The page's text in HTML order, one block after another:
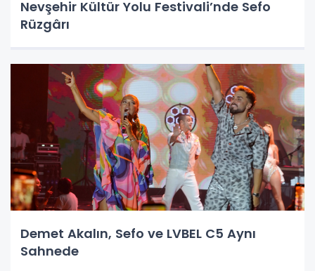
Nevşehir Kültür Yolu Festivali’nde Sefo
Rüzgârı
Demet Akalın, Sefo ve LVBEL C5 Aynı
Sahnede